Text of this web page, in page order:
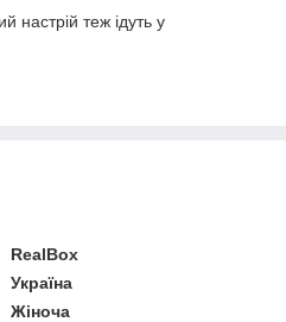
настрій теж ідуть у
RealBox
Україна
Жіноча